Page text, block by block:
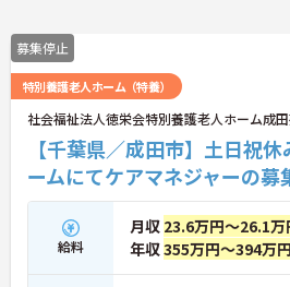
募集停止
特別養護老人ホーム（特養）
社会福祉法人徳栄会特別養護老人ホーム成
【千葉県／成田市】土日祝
ームにてケアマネジャーの募
給料
月収 23.6万円～26.1万
年収355万円～394万円